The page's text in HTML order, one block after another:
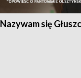
Nazywam się